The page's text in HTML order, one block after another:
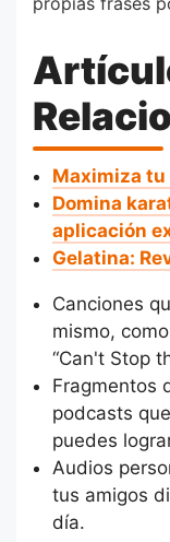
Maximiza
Domina
aplicación
Gelatina:
Canciones
mismo,
“Can't Stop
Fragmentos
podcasts
puedes
Audios
tus amigos
día.